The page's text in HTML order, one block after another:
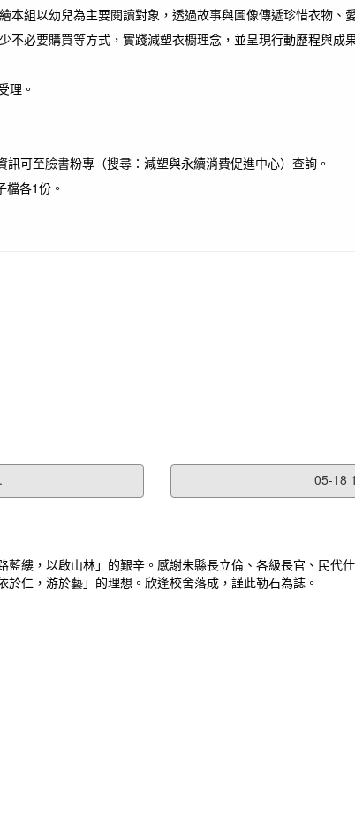
組以幼兒為主要閱讀對象，透過故事與圖像傳遞珍惜衣物
必要購買等方式，實踐減塑衣櫥理念，並呈現行動歷程與成
理。
訊可至臉書粉專（搜尋：減塑與永續消費促進中心）查詢。
各1份。
05-18
縷，以啟山林」的艱辛。感謝朱縣長立倫、各級長官、民
仁，游於藝」的理想。欣逢校舍落成，謹此勒石為誌。